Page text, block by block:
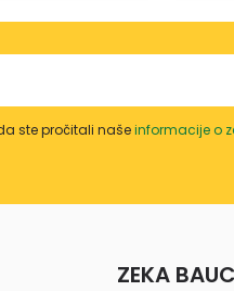
ste pročitali našeinformacije o
ZEKA